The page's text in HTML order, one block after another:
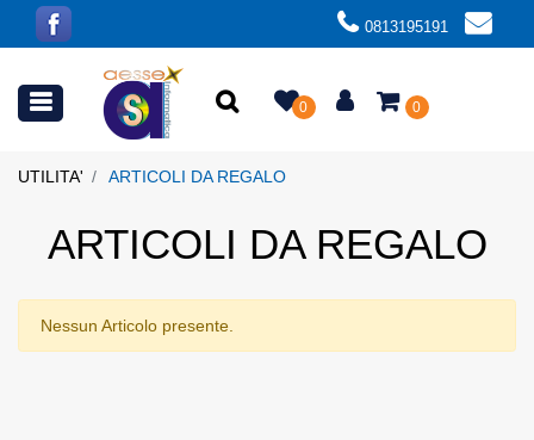
0813195191
Open menu 0 0
UTILITA' ARTICOLI DA REGALO
ARTICOLI DA REGALO
Nessun Articolo presente.